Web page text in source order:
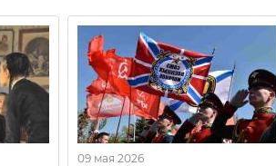
09 мая 2026